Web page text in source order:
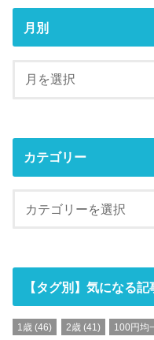
月別
カテゴリー
【タグ別】気になる記
1歳 (46) 2歳 (41) 100円均